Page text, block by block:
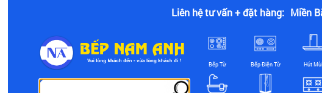
Liên hệ tư vấn + đặt hàng: Miền
Bếp Từ Bếp Điện Từ Hút Mùi